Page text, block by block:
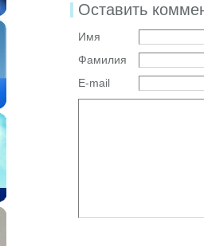
Оставить
Имя
Фамилия
E-mail